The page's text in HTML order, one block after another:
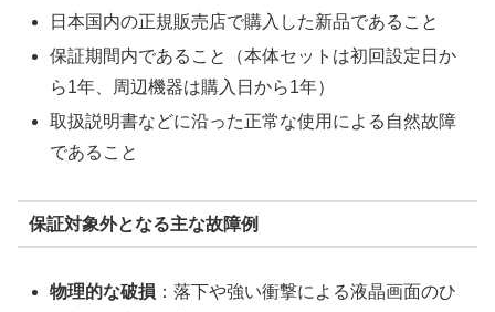
日本国内の正規販売店で購入した新品であること
保証期間内であること（本体セットは初回設定日か
ら1年、周辺機器は購入日から1年）
取扱説明書などに沿った正常な使用による自然故障
であること
保証対象外となる主な故障例
物理的な破損 ：落下や強い衝撃による液晶画面のひ